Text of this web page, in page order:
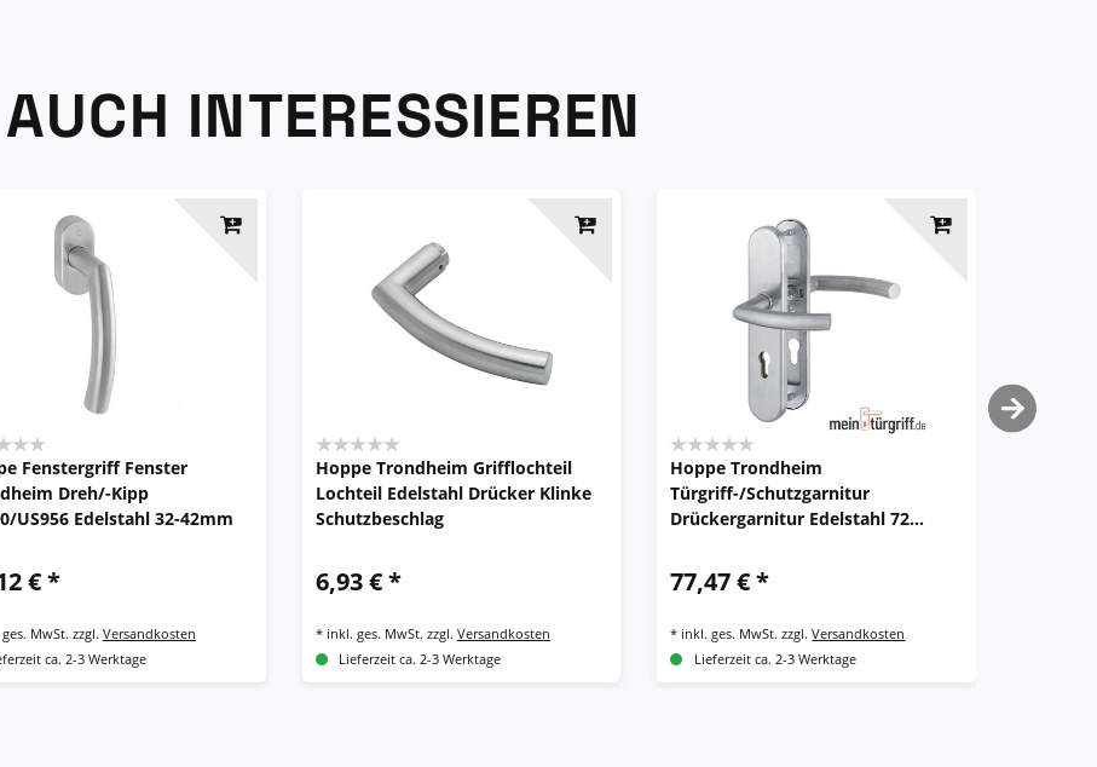
INTERESSIEREN
Fenstergriff Fenster
Dreh/-Kipp
US956 Edelstahl 32-42mm
€ *
MwSt. zzgl. Versandkosten
ca. 2-3 Werktage
Hoppe Trondheim Grifflochteil
Lochteil Edelstahl Drücker Klinke
Schutzbeschlag
6,93 € *
* inkl. ges. MwSt. zzgl.Versandkosten
Lieferzeit ca. 2-3 Werktage
Hoppe Trondheim
Türgriff-/Schutzgarnitur
Drückergarnitur Edelstahl 72
77,47 € *
* inkl. ges. MwSt. zzgl.Versandkosten
Lieferzeit ca. 2-3 Werktage